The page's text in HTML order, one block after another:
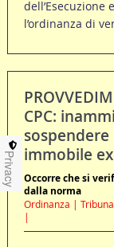
l’ordinanza di
CPC:
sospendere
immobile
Occorre che si
dalla norma
Ordinanza |
|
Privacy